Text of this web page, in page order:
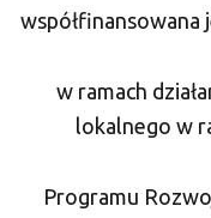
współfinansowana
w ramach
lokalnego w
Programu